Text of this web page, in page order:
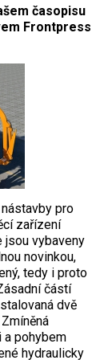
časopisu
Frontpress
pro
zařízení
jsou vybaveny
novinkou,
tedy i proto
částí
dvě
a pohybem
hydraulicky